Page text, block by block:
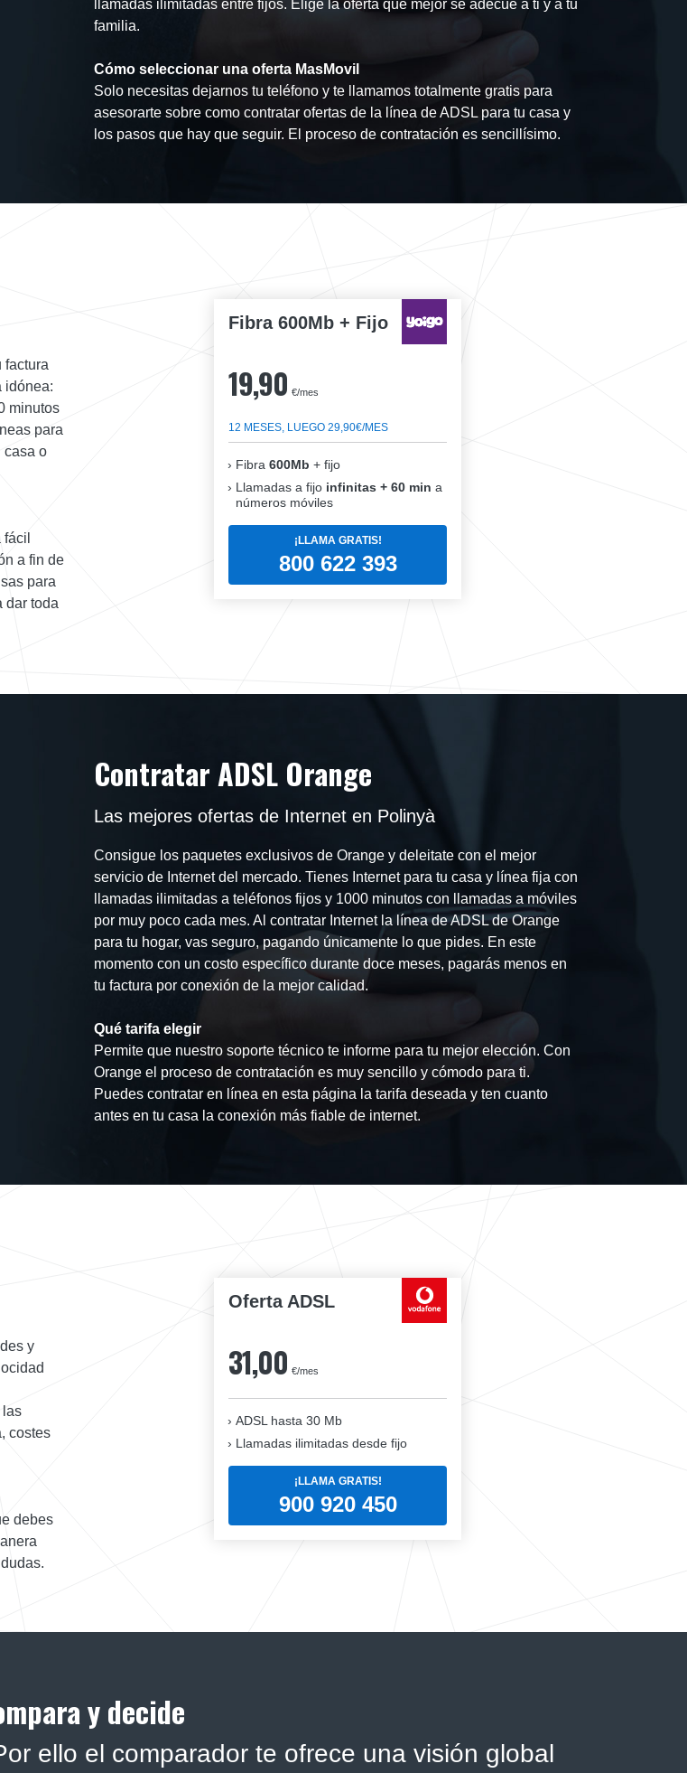
llamadas ilimitadas entre fijos. Elige la oferta que mejor se adecúe a ti y a tu
familia.
Cómo seleccionar una oferta MasMovil
Solo necesitas dejarnos tu teléfono y te llamamos totalmente gratis para
asesorarte sobre como contratar ofertas de la línea de ADSL para tu casa y
los pasos que hay que seguir. El proceso de contratación es sencillísimo.
Fibra 600Mb + Fijo
19,90 €/mes
12 MESES, LUEGO 29,90€/MES
Fibra 600Mb + fijo
Llamadas a fijo infinitas + 60 min a
números móviles
¡LLAMA GRATIS!
800 622 393
factura
idónea:
minutos
para
casa o
a fin de
para
dar toda
Contratar ADSL Orange
Las mejores ofertas de Internet en Polinyà
Consigue los paquetes exclusivos de Orange y deleitate con el mejor
servicio de Internet del mercado. Tienes Internet para tu casa y línea fija con
llamadas ilimitadas a teléfonos fijos y 1000 minutos con llamadas a móviles
por muy poco cada mes. Al contratar Internet la línea de ADSL de Orange
para tu hogar, vas seguro, pagando únicamente lo que pides. En este
momento con un costo específico durante doce meses, pagarás menos en
tu factura por conexión de la mejor calidad.
Qué tarifa elegir
Permite que nuestro soporte técnico te informe para tu mejor elección. Con
Orange el proceso de contratación es muy sencillo y cómodo para ti.
Puedes contratar en línea en esta página la tarifa deseada y ten cuanto
antes en tu casa la conexión más fiable de internet.
Oferta ADSL
31,00 €/mes
ADSL hasta 30 Mb
Llamadas ilimitadas desde fijo
¡LLAMA GRATIS!
900 920 450
y
las
costes
debes
y decide
ello el comparador te ofrece una visión global